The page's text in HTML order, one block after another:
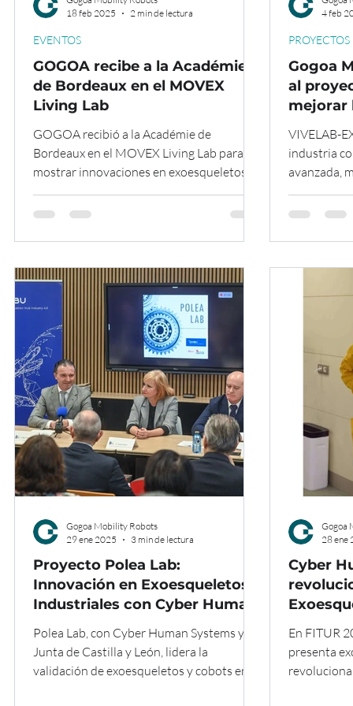
GOGOA recibe a la Académie
de Bordeaux en el MOVEX
Living Lab
GOGOA recibió a la Académie de
Bordeaux en el MOVEX Living Lab para
mostrar innovaciones en exoesqueletos
médicos e industriales.
EVENTOS
18 feb 2025
2 min de lectura
Gogoa
al
mejorar
VIVELAB-
industria
avanzada,
PROYECTOS
4 feb
Proyecto Polea Lab:
Innovación en Exoesqueletos
Industriales con Cyber Human
Systems
Polea Lab, con Cyber Human Systems y la
Junta de Castilla y León, lidera la
validación de exoesqueletos y cobots en la
Gogoa Mobility Robots
29 ene 2025
3 min de lectura
Cyber
hotelera
En FITUR
presenta
Gogoa
28 ene